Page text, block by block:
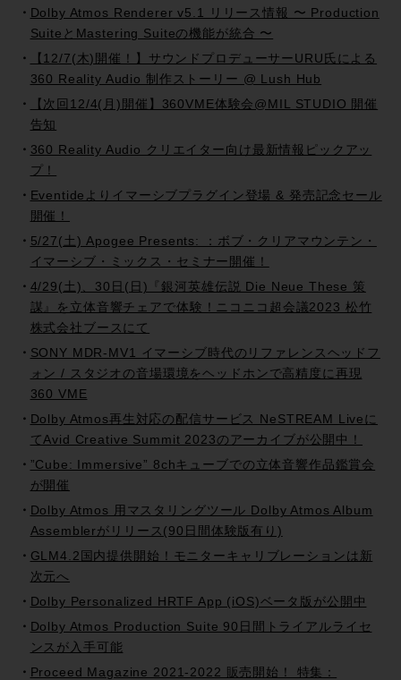
Dolby Atmos Renderer v5.1 リリース情報 〜 Production
SuiteとMastering Suiteの機能が統合 〜
【12/7(木)開催！】サウンドプロデューサーURU氏による
360 Reality Audio 制作ストーリー @ Lush Hub
【次回12/4(月)開催】360VME体験会@MIL STUDIO 開催
告知
360 Reality Audio クリエイター向け最新情報ピックアッ
プ！
Eventideよりイマーシブプラグイン登場 & 発売記念セール
開催！
5/27(土) Apogee Presents: ：ボブ・クリアマウンテン・
イマーシブ・ミックス・セミナー開催！
4/29(土)、30日(日)『銀河英雄伝説 Die Neue These 策
謀』を立体音響チェアで体験！ニコニコ超会議2023 松竹
株式会社ブースにて
SONY MDR-MV1 イマーシブ時代のリファレンスヘッドフ
ォン / スタジオの音場環境をヘッドホンで高精度に再現
360 VME
Dolby Atmos再生対応の配信サービス NeSTREAM Liveに
てAvid Creative Summit 2023のアーカイブが公開中！
”Cube: Immersive” 8chキューブでの立体音響作品鑑賞会
が開催
Dolby Atmos 用マスタリングツール Dolby Atmos Album
Assemblerがリリース(90日間体験版有り)
GLM4.2国内提供開始！モニターキャリブレーションは新
次元へ
Dolby Personalized HRTF App (iOS)ベータ版が公開中
Dolby Atmos Production Suite 90日間トライアルライセ
ンスが入手可能
Proceed Magazine 2021-2022 販売開始！ 特集：